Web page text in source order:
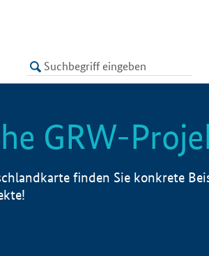
LISTE
GRW-
finden Sie konkrete